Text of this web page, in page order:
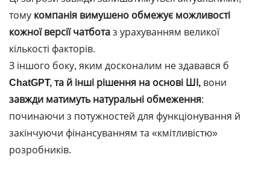
тому компанія вимушено обмежує можливості
кожної версії чатботаз урахуванням великої
кількості факторів.
З іншого боку, яким досконалим не здавався б
ChatGPT, та й інші рішення на основі ШІ, вони
завжди матимуть натуральні обмеження:
починаючи з потужностей для функціонування й
закінчуючи фінансуванням та «кмітливістю»
розробників.